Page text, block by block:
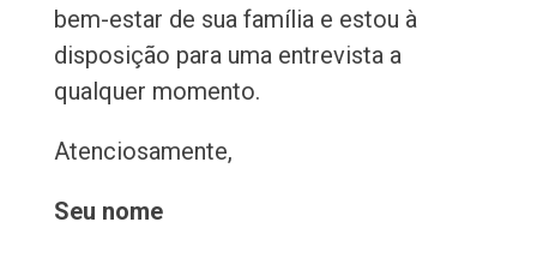
bem-estar de sua família e estou à
disposição para uma entrevista a
qualquer momento.
Atenciosamente,
Seu nome